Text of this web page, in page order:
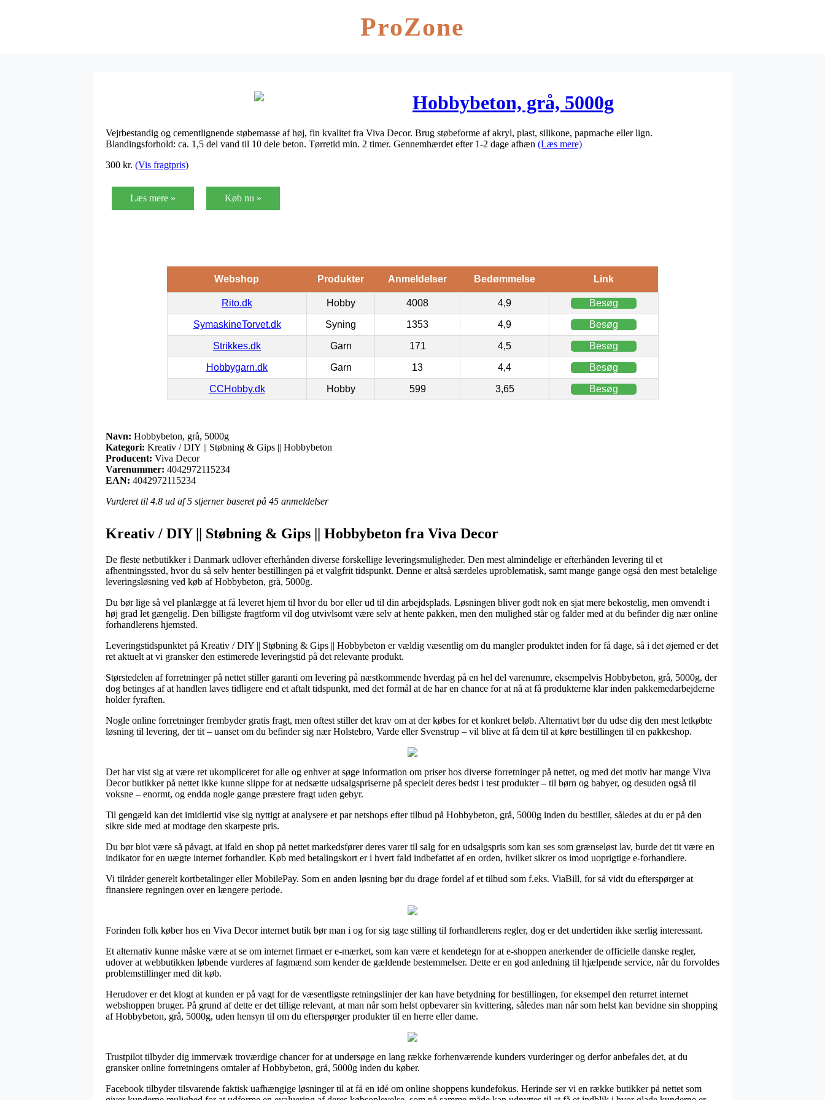
ProZone
Hobbybeton, grå, 5000g
Vejrbestandig og cementlignende støbemasse af høj, fin kvalitet fra Viva Decor. Brug støbeforme af akryl, plast, silikone, papmache eller lign.
Blandingsforhold: ca. 1,5 del vand til 10 dele beton. Tørretid min. 2 timer. Gennemhærdet efter 1-2 dage afhæn (Læs mere)
300 kr. (Vis fragtpris)
Læs mere » Køb nu »
Webshop Produkter Anmeldelser Bedømmelse Link
Rito.dk Hobby 4008 4,9 Besøg
SymaskineTorvet.dk Syning 1353 4,9 Besøg
Strikkes.dk Garn 171 4,5 Besøg
Hobbygarn.dk Garn 13 4,4 Besøg
CCHobby.dk Hobby 599 3,65 Besøg
Navn: Hobbybeton, grå, 5000g
Kategori: Kreativ / DIY || Støbning & Gips || Hobbybeton
Producent: Viva Decor
Varenummer: 4042972115234
EAN: 4042972115234
Vurderet til 4.8 ud af 5 stjerner baseret på 45 anmeldelser
Kreativ / DIY || Støbning & Gips || Hobbybeton fra Viva Decor
De fleste netbutikker i Danmark udlover efterhånden diverse forskellige leveringsmuligheder. Den mest almindelige er efterhånden levering til et
afhentningssted, hvor du så selv henter bestillingen på et valgfrit tidspunkt. Denne er altså særdeles uproblematisk, samt mange gange også den mest betalelige
leveringsløsning ved køb af Hobbybeton, grå, 5000g.
Du bør lige så vel planlægge at få leveret hjem til hvor du bor eller ud til din arbejdsplads. Løsningen bliver godt nok en sjat mere bekostelig, men omvendt i
høj grad let gængelig. Den billigste fragtform vil dog utvivlsomt være selv at hente pakken, men den mulighed står og falder med at du befinder dig nær online
forhandlerens hjemsted.
Leveringstidspunktet på Kreativ / DIY || Støbning & Gips || Hobbybeton er vældig væsentlig om du mangler produktet inden for få dage, så i det øjemed er det
ret aktuelt at vi gransker den estimerede leveringstid på det relevante produkt.
Størstedelen af forretninger på nettet stiller garanti om levering på næstkommende hverdag på en hel del varenumre, eksempelvis Hobbybeton, grå, 5000g, der
dog betinges af at handlen laves tidligere end et aftalt tidspunkt, med det formål at de har en chance for at nå at få produkterne klar inden pakkemedarbejderne
holder fyraften.
Nogle online forretninger frembyder gratis fragt, men oftest stiller det krav om at der købes for et konkret beløb. Alternativt bør du udse dig den mest letkøbte
løsning til levering, der tit – uanset om du befinder sig nær Holstebro, Varde eller Svenstrup – vil blive at få dem til at køre bestillingen til en pakkeshop.
Det har vist sig at være ret ukompliceret for alle og enhver at søge information om priser hos diverse forretninger på nettet, og med det motiv har mange Viva
Decor butikker på nettet ikke kunne slippe for at nedsætte udsalgspriserne på specielt deres bedst i test produkter – til børn og babyer, og desuden også til
voksne – enormt, og endda nogle gange præstere fragt uden gebyr.
Til gengæld kan det imidlertid vise sig nyttigt at analysere et par netshops efter tilbud på Hobbybeton, grå, 5000g inden du bestiller, således at du er på den
sikre side med at modtage den skarpeste pris.
Du bør blot være så påvagt, at ifald en shop på nettet markedsfører deres varer til salg for en udsalgspris som kan ses som grænseløst lav, burde det tit være en
indikator for en uægte internet forhandler. Køb med betalingskort er i hvert fald indbefattet af en orden, hvilket sikrer os imod uoprigtige e-forhandlere.
Vi tilråder generelt kortbetalinger eller MobilePay. Som en anden løsning bør du drage fordel af et tilbud som f.eks. ViaBill, for så vidt du efterspørger at
finansiere regningen over en længere periode.
Forinden folk køber hos en Viva Decor internet butik bør man i og for sig tage stilling til forhandlerens regler, dog er det undertiden ikke særlig interessant.
Et alternativ kunne måske være at se om internet firmaet er e-mærket, som kan være et kendetegn for at e-shoppen anerkender de officielle danske regler,
udover at webbutikken løbende vurderes af fagmænd som kender de gældende bestemmelser. Dette er en god anledning til hjælpende service, når du forvoldes
problemstillinger med dit køb.
Herudover er det klogt at kunden er på vagt for de væsentligste retningslinjer der kan have betydning for bestillingen, for eksempel den returret internet
webshoppen bruger. På grund af dette er det tillige relevant, at man når som helst opbevarer sin kvittering, således man når som helst kan bevidne sin shopping
af Hobbybeton, grå, 5000g, uden hensyn til om du efterspørger produkter til en herre eller dame.
Trustpilot tilbyder dig immervæk troværdige chancer for at undersøge en lang række forhenværende kunders vurderinger og derfor anbefales det, at du
gransker online forretningens omtaler af Hobbybeton, grå, 5000g inden du køber.
Facebook tilbyder tilsvarende faktisk uafhængige løsninger til at få en idé om online shoppens kundefokus. Herinde ser vi en række butikker på nettet som